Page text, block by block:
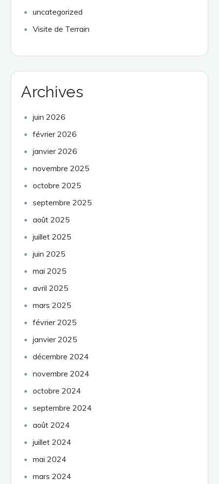
uncategorized
Visite de Terrain
Archives
juin 2026
février 2026
janvier 2026
novembre 2025
octobre 2025
septembre 2025
août 2025
juillet 2025
juin 2025
mai 2025
avril 2025
mars 2025
février 2025
janvier 2025
décembre 2024
novembre 2024
octobre 2024
septembre 2024
août 2024
juillet 2024
mai 2024
mars 2024